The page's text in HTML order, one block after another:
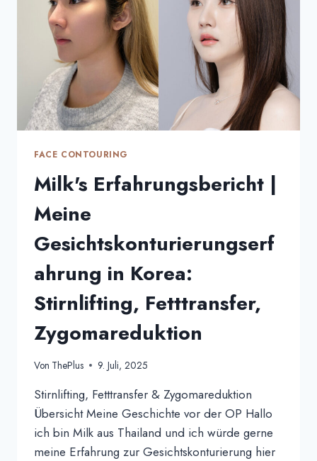
NASENKORREKTUR
REVISION
FACE CONTOURING
Milk's Erfahrungsbericht |
Meine
Gesichtskonturierungserf
ahrung in Korea:
Stirnlifting, Fetttransfer,
Zygomareduktion
Von ThePlus 9. Juli, 2025
Stirnlifting, Fetttransfer & Zygomareduktion
Übersicht Meine Geschichte vor der OP Hallo
ich bin Milk aus Thailand und ich würde gerne
meine Erfahrung zur Gesichtskonturierung hier